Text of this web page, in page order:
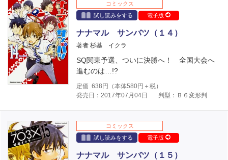
コミックス
試し読みをする
電子版
ナナマル サンバツ（１４）
著者 杉基 イクラ
SQ関東予選、ついに決勝へ！ 全国大会へ
進むのは…!?
定価 638 円（本体580円＋税）
発売日：2017年07月04日
判型：Ｂ６変形判
コミックス
試し読みをする
電子版
ナナマル サンバツ（１５）